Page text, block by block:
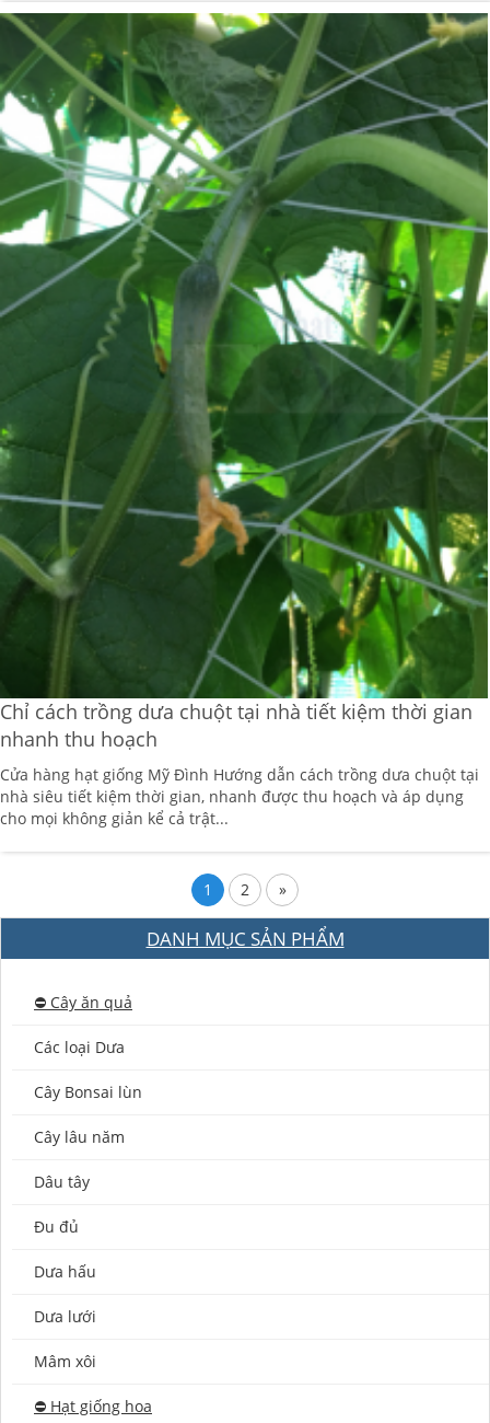
Chỉ cách trồng dưa chuột tại nhà tiết kiệm thời gian
nhanh thu hoạch
Cửa hàng hạt giống Mỹ Đình Hướng dẫn cách trồng dưa chuột tại
nhà siêu tiết kiệm thời gian, nhanh được thu hoạch và áp dụng
cho mọi không giản kể cả trật...
1 2 »
DANH MỤC SẢN PHẨM
⛔️ Cây ăn quả
Các loại Dưa
Cây Bonsai lùn
Cây lâu năm
Dâu tây
Đu đủ
Dưa hấu
Dưa lưới
Mâm xôi
⛔️ Hạt giống hoa